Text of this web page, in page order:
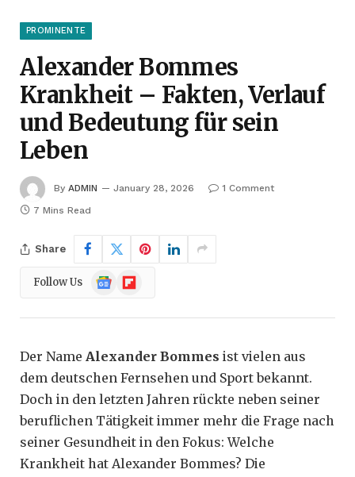
PROMINENTE
Alexander Bommes
Krankheit – Fakten, Verlauf
und Bedeutung für sein
Leben
By ADMIN January 28, 2026
1 Comment
7 Mins Read
Share
Follow Us
Google
News
Flipboard
Der Name Alexander Bommes ist vielen aus
dem deutschen Fernsehen und Sport bekannt.
Doch in den letzten Jahren rückte neben seiner
beruflichen Tätigkeit immer mehr die Frage nach
seiner Gesundheit in den Fokus: Welche
Krankheit hat Alexander Bommes? Die